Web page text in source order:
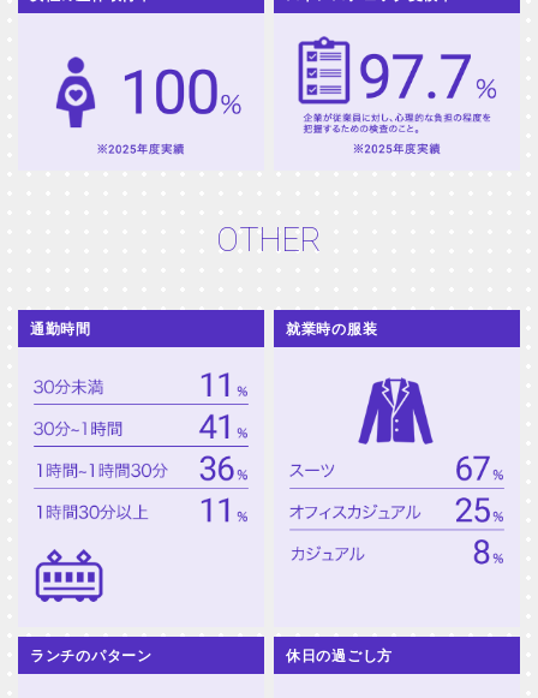
OTHER
通勤時間 就業時の服装
ランチのパターン 休日の過ごし方